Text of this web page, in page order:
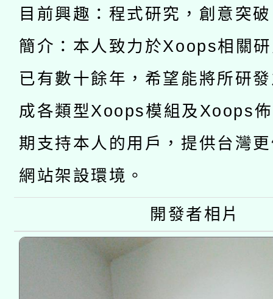
有關大陸委員會函釋公
薪期間赴陸應申請許可
轉知經濟部水利署委託
業技術研究院辦理「
用水績優單位及節水達
115年8月22日(星期六
桃園市孔廟祈福系列
開 智慧啟航」
2026年桃園地景藝術
目前興趣：程式研究，創意突
簡介：本人致力於Xoops相關
已有數十餘年，希望能將所研
成各類型Xoops模組及Xoops
期支持本人的用戶，提供台灣
網站架設環境。
開發者相片